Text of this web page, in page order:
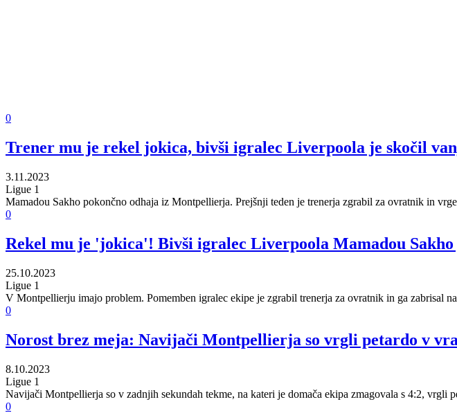
0
Trener mu je rekel jokica, bivši igralec Liverpoola je skočil
3.11.2023
Ligue 1
Mamadou Sakho pokončno odhaja iz Montpellierja. Prejšnji teden je trenerja zgrabil za ovratnik in
0
Rekel mu je 'jokica'! Bivši igralec Liverpoola Mamadou
25.10.2023
Ligue 1
V Montpellierju imajo problem. Pomemben igralec ekipe je zgrabil trenerja za ovratnik in ga zabrisal
0
Norost brez meja: Navijači Montpellierja so vrgli petardo v
8.10.2023
Ligue 1
Navijači Montpellierja so v zadnjih sekundah tekme, na kateri je domača ekipa zmagovala s 4:2, vrgli
0